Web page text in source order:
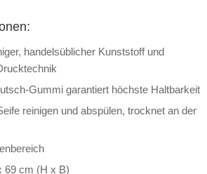
handelsüblicher Kunststoff und
Gummi garantiert höchste Haltbarkeit
reinigen und abspülen, trocknet an der
69 cm (H x B)